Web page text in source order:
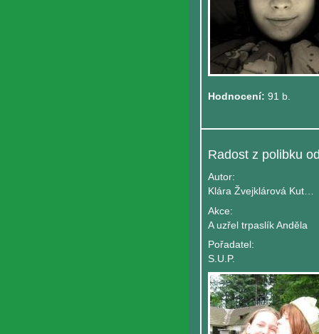
Hodnocení: 91 b.
Autor:
Klára Žvejklárová Kutašová
Akce:
A uzřel trpaslík Anděla
Pořadatel:
S.U.P.